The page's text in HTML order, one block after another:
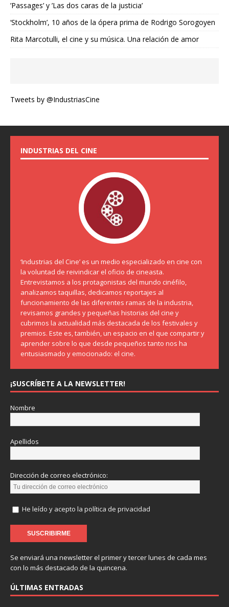
’Passages’ y ’Las dos caras de la justicia’
‘Stockholm’, 10 años de la ópera prima de Rodrigo Sorogoyen
Rita Marcotulli, el cine y su música. Una relación de amor
Tweets by @IndustriasCine
INDUSTRIAS DEL CINE
‘Industrias del Cine’ es un medio especializado en cine con
la voluntad de reivindicar el oficio de cineasta.
Entrevistamos a los protagonistas del mundo cinéfilo,
analizamos taquillas, dedicamos reportajes al
funcionamiento de las diferentes ramas de la industria,
revisamos grandes y pequeñas historias del cine y
cubrimos la actualidad más destacada de los festivales y
premios. Este es, también, un espacio en el que compartir y
aprender sobre lo que desde pequeños tanto nos ha
entusiasmado y emocionado: el cine.
¡SUSCRÍBETE A LA NEWSLETTER!
Nombre
Apellidos
Dirección de correo electrónico:
He leído y acepto la política de privacidad
Se enviará una newsletter el primer y tercer lunes de cada mes
con lo más destacado de la quincena.
ÚLTIMAS ENTRADAS